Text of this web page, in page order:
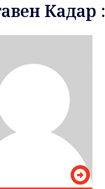
Кадар :